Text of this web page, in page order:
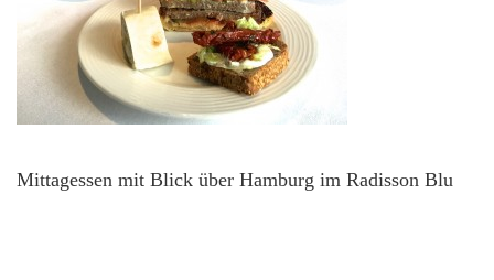
Mittagessen mit Blick über Hamburg im Radisson Blu